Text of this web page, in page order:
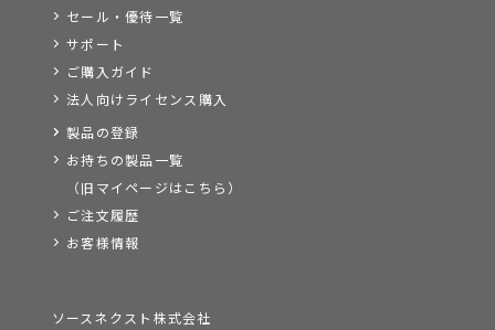
セール・優待一覧
サポート
ご購入ガイド
法人向けライセンス購入
製品の登録
お持ちの製品一覧
（旧マイページはこちら）
ご注文履歴
お客様情報
ソースネクスト株式会社